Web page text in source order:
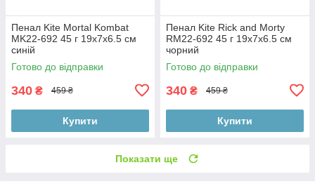
Пенал Kite Mortal Kombat
MK22-692 45 г 19х7х6.5 см
синій
Готово до відправки
340 ₴ 459 ₴
Купити
Пенал Kite Rick and Morty
RM22-692 45 г 19х7х6.5 см
чорний
Готово до відправки
340 ₴ 459 ₴
Купити
Показати ще